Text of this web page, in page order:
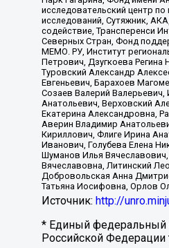
исследовательский центр
исследований, Сутяжник,
содействие, Трансперенси
Северных Стран, Фонд
МЕМО. РУ, Институт
Петрович, Дзугкоева
Туровский Александр
Евгеньевич, Барахоев
Созаев Валерий
Анатольевич, Верховский
Екатерина Александровна,
Аверин Владимир
Кириллович, Флиге Ирина
Иванович, Голубева Елена
Шуманов Илья
Вячеславовна, Литинский
Добровольская Анна
Татьяна Иосифовна, Орлов
Источник: http://
* Единый федеральный
Российской Федерации